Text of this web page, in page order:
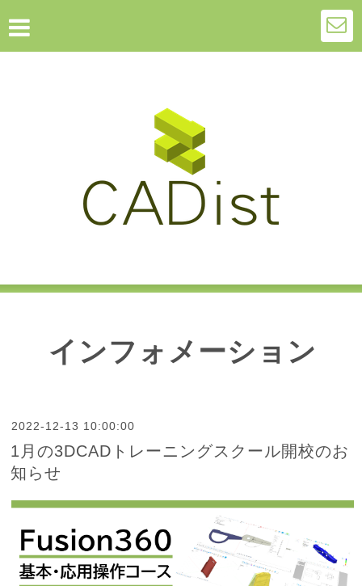
インフォメーション
2022-12-13 10:00:00
1月の3DCADトレーニングスクール開校のお
知らせ